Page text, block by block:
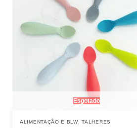
Esgotado
ALIMENTAÇÃO E BLW,TALHERES